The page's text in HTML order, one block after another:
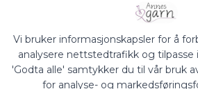
Org.nr.
Vi bruker informasjonskapsler for å
analysere nettstedtrafikk og tilpasse
'Godta alle' samtykker du til vår bruk
for analyse- og